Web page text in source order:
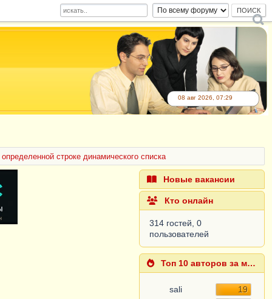
08 авг 2026, 07:29
строке динамического списка
Новые вакансии
Кто онлайн
314 гостей, 0
пользователей
Топ 10 авторов за месяц
sali
19